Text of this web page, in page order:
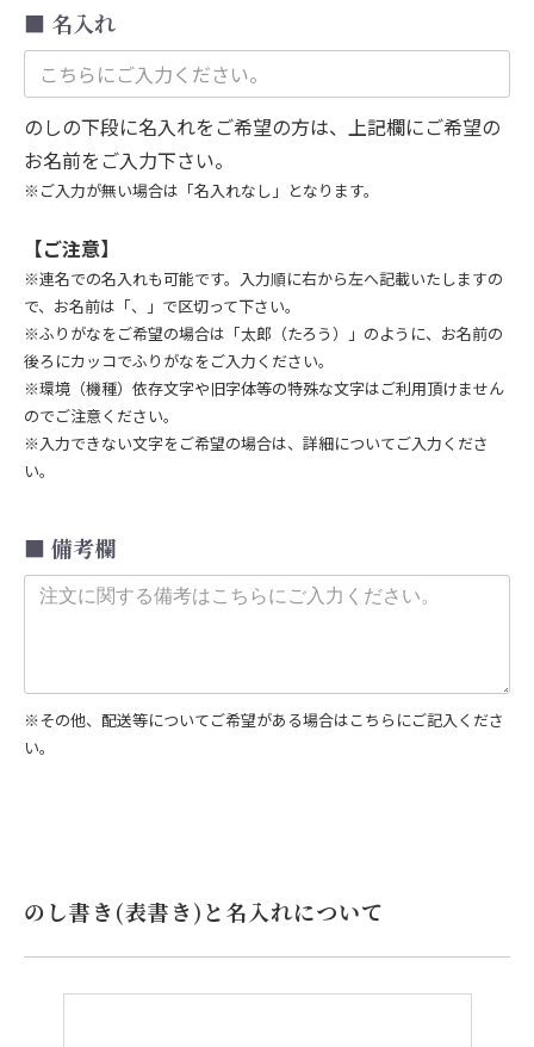
名入れ
のしの下段に名入れをご希望の方は、上記欄にご希望の
お名前をご入力下さい。
※ご入力が無い場合は「名入れなし」となります。
【ご注意】
※連名での名入れも可能です。入力順に右から左へ記載いたしますの
で、お名前は「、」で区切って下さい。
※ふりがなをご希望の場合は「太郎（たろう）」のように、お名前の
後ろにカッコでふりがなをご入力ください。
※環境（機種）依存文字や旧字体等の特殊な文字はご利用頂けません
のでご注意ください。
※入力できない文字をご希望の場合は、詳細についてご入力くださ
い。
備考欄
※その他、配送等についてご希望がある場合はこちらにご記入くださ
い。
のし書き(表書き)と名入れについて